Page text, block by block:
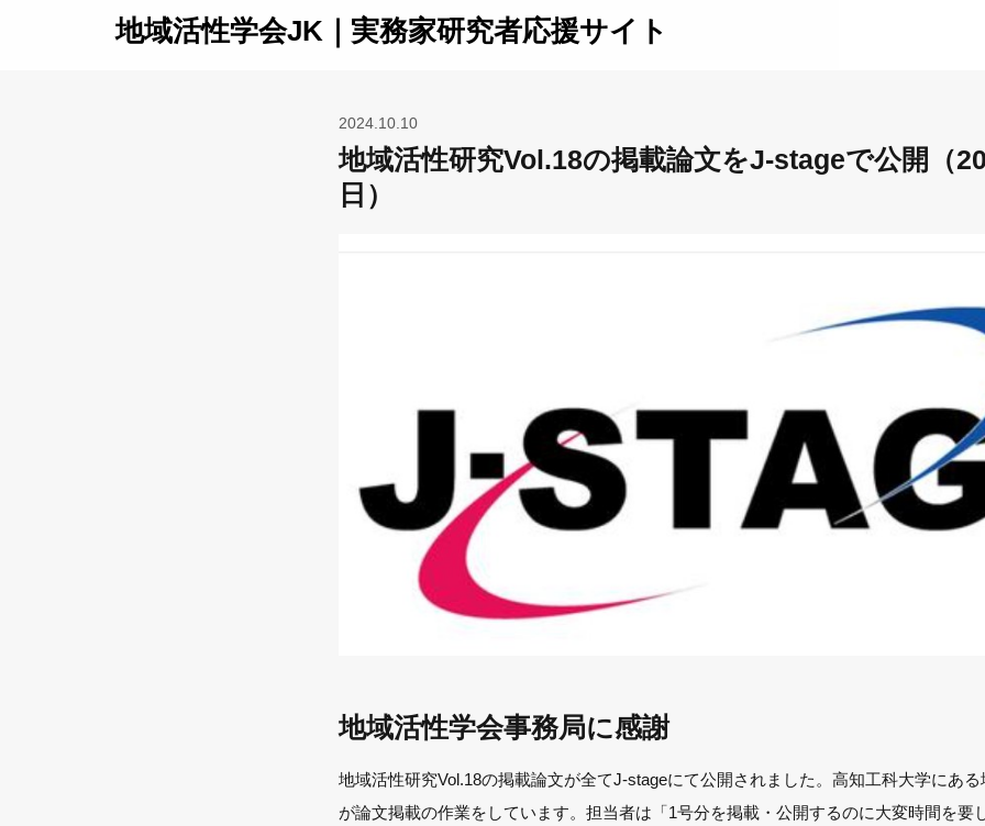
地域活性学会JK｜実務家研究者応援サイト
2024.10.10
地域活性研究Vol.18の掲載論文をJ-stageで公開（
日）
地域活性学会事務局に感謝
地域活性研究Vol.18の掲載論文が全てJ-stageにて公開されました。高知工科大学にあ
が論文掲載の作業をしています。担当者は「1号分を掲載・公開するのに大変時間を要